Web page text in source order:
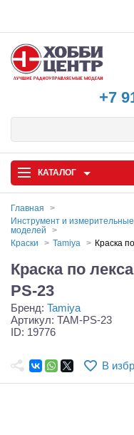
+7
КАТАЛОГ
Автомодели
Запчасти и аксессуары
Игрушки
Самолеты
Судомодели
Главная
Инструмент и
моделей
Краски
Tamiya Краска
Краска по
PS-23
Бренд: Tamiya
Артикул: TAM-PS-23
ID: 19776
В